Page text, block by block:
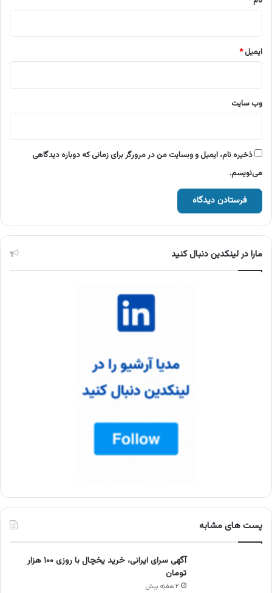
ایمیل*
وب‌ سایت
ذخیره نام، ایمیل و وبسایت من در مرورگر برای زمانی که دوباره دیدگاهی
می‌نویسم.
مارا در لینکدین دنبال کنید
پست های مشابه
آگهی سرای ایرانی، خرید یخچال با روزی ۱۰۰ هزار
تومان
۲ هفته پیش